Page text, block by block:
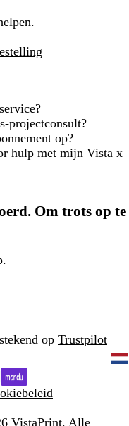
projectconsult?
op?
hulp met mijn Vista x
Om trots op te
op Trustpilot
VistaPrint. Alle